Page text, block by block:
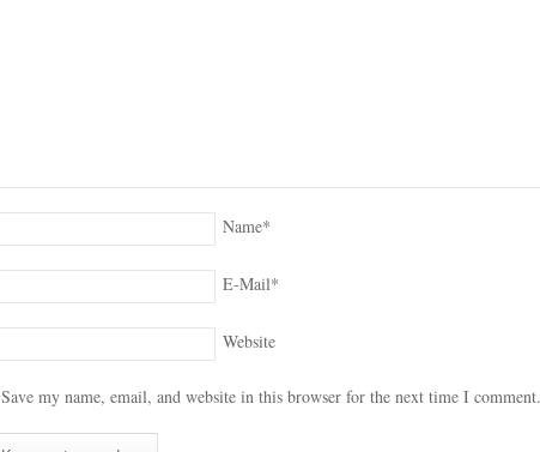
Name*
E-Mail*
Website
Save my name, email, and website in this browser for the next time I comment.